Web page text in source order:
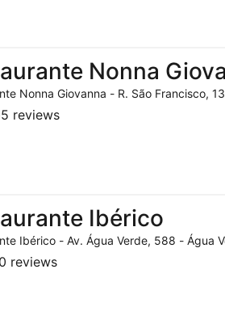
Nonna
Nonna Giovanna - R. São Francisco,
reviews
Ibérico
Ibérico - Av. Água Verde, 588 - Água
reviews